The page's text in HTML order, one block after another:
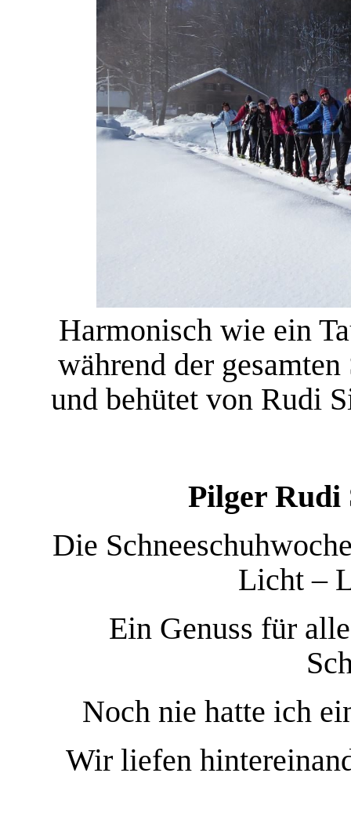
Harmonisch wie ein
während der
und behütet von Rudi
Pilger Rudi
Die
Licht –
Ein Genuss für
Noch nie hatte ich
Wir liefen